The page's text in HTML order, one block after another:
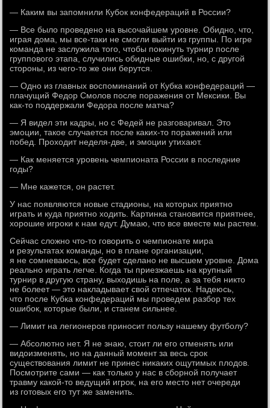
— Каким вы запомнили Кубок конфедераций в России?
— Все было проведено на высочайшем уровне. Обидно, что,
играя дома, мы все-таки не смогли выйти из группы. По игре
команда не заслужила того, чтобы покинуть турнир после
группового этапа, случились обидные ошибки, но, с другой
стороны, из чего-то же они берутся.
— Одно из главных воспоминаний от Кубка конфедераций —
плачущий Федор Смолов после поражения от Мексики. Вы
как-то поддержали Федора после матча?
— Я видел эти кадры, но с Федей не разговаривал. Это
эмоции, такое случается после каких-то поражений или
побед. Проходит неделя-две, и эмоции утихают.
— Как меняется уровень чемпионата России в последние
годы?
— Мне кажется, он растет.
У нас появляются новые стадионы, на которых приятно
играть и куда приятно ходить. Картинка становится приятнее,
хорошие игроки к нам едут. Думаю, что все вместе мы растем.
Сейчас сложно что-то говорить о чемпионате мира
и результатах команды, но в плане организации,
я не сомневаюсь, все будет сделано не высшем уровне. Дома
реально играть легче. Когда ты приезжаешь на крупный
турнир в другую страну, выходишь на поле, а за тебя никто
не болеет — это накладывает свой отпечаток. Надеюсь,
что после Кубка конфедераций мы проведем разбор тех
ошибок, которые были, и станем сильнее.
— Лимит на легионеров приносит пользу нашему футболу?
— Абсолютно нет. Я не знаю, стоит ли его отменять или
видоизменять, но на данный момент за весь срок
существования лимит не принес никаких ощутимых плодов.
Посмотрите сами — как только у нас в сборной получает
травму какой-то ведущий игрок, на его место нет очереди
из готовых его тут же заменить.